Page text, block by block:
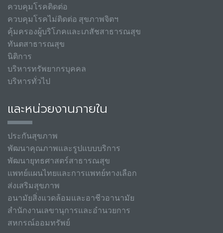
ควบคุมโรคติดต่อ
ควบคุมโรคไม่ติดต่อ สุขภาพจิตฯ
คุ้มครองผู้บริโภคและเภสัชสาธารณสุข
ทันตสาธารณสุข
นิติการ
บริหารทรัพยากรบุคคล
บริหารทั่วไป
และหน่วยงานภายใน
ประกันสุขภาพ
พัฒนาคุณภาพและรูปแบบบริการ
พัฒนายุทธศาสตร์สาธารณสุข
แพทย์แผนไทยและการแพทย์ทางเลือก
ส่งเสริมสุขภาพ
อนามัยสิ่งแวดล้อมและอาชีวอานามัย
สำนักงานเลขานุการและอำนวยการ
สหกรณ์ออมทรัพย์